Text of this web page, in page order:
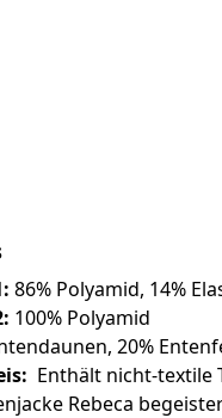
86% Polyamid, 14%
100% Polyamid
20%
Enthält nicht-textile
Rebeca